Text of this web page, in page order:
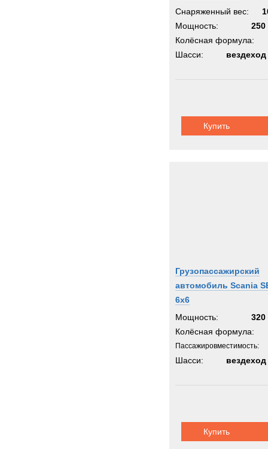
Снаряженный вес:
Мощность:
250
Колёсная формула:
Шасси:
вездеход
Купить
Грузопассажирский
автомобиль Scania
6x6
Мощность:
320
Колёсная формула:
Пассажировместимость:
Шасси: вездеход
Купить